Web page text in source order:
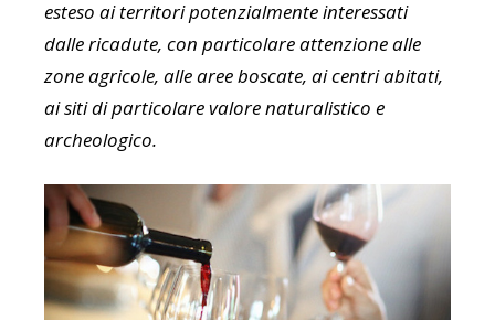
esteso ai territori potenzialmente interessati
dalle ricadute, con particolare attenzione alle
zone agricole, alle aree boscate, ai centri abitati,
ai siti di particolare valore naturalistico e
archeologico.